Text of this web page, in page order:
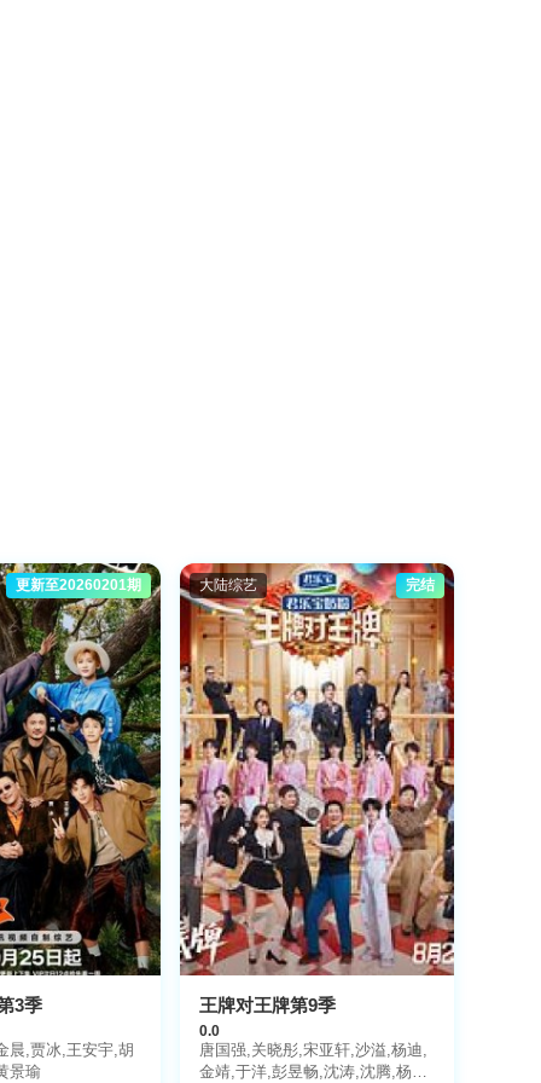
更新至20260201期
3季
晨,贾冰,王安宇,胡
景瑜
大陆综艺 完结
王牌对王牌第9季
0.0
唐国强,关晓彤,宋亚轩,沙溢,杨迪,
金靖,于洋,彭昱畅,沈涛,沈腾,杨幂,